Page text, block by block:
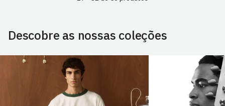
Descobre as nossas coleções